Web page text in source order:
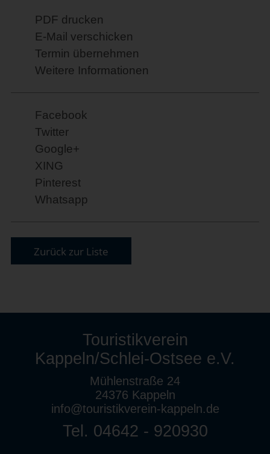
PDF drucken
E-Mail verschicken
Termin übernehmen
Weitere Informationen
Facebook
Twitter
Google+
XING
Pinterest
Whatsapp
Zurück zur Liste
Touristikverein
Kappeln/Schlei-Ostsee e.V.
Mühlenstraße 24
24376 Kappeln
info@touristikverein-kappeln.de
Tel. 04642 - 920930